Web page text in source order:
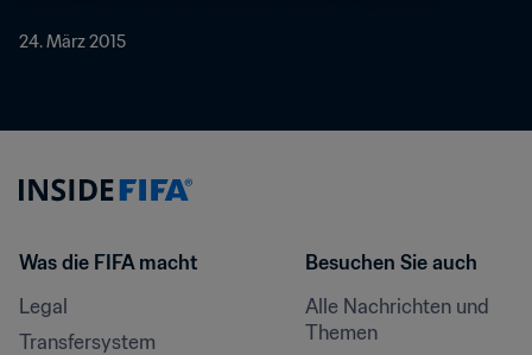
24. März 2015
Was die FIFA macht
Legal
Transfersystem
Besuchen Sie auch
Alle Nachrichten und
Themen